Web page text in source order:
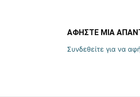
ΑΦΗΣΤΕ ΜΙΑ
Συνδεθείτε για να